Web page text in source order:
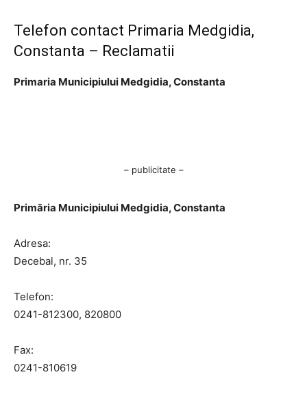
Telefon contact Primaria Medgidia,
Constanta – Reclamatii
Primaria Municipiului Medgidia, Constanta
– publicitate –
Primăria Municipiului Medgidia, Constanta
Adresa:
Decebal, nr. 35
Telefon:
0241-812300, 820800
Fax:
0241-810619